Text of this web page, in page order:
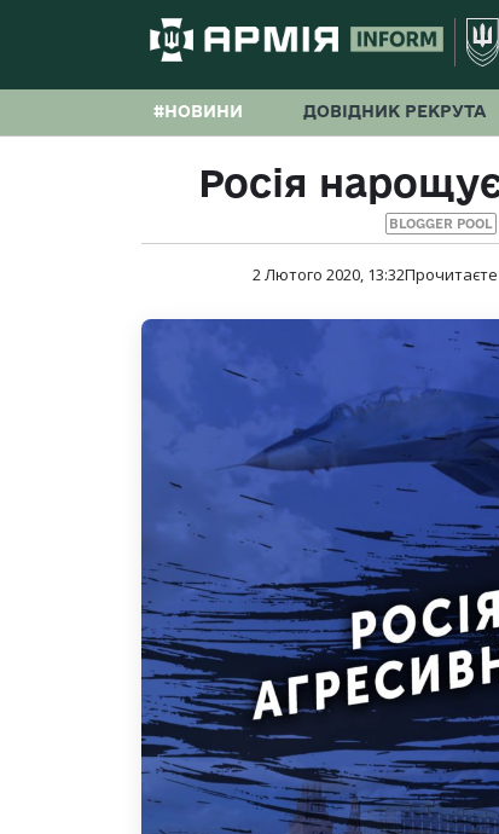
#НОВИНИ ДОВІДНИК РЕКРУТА
Росія нарощує
BLOGGER POOL
2 Лютого 2020, 13:32Прочитаєте